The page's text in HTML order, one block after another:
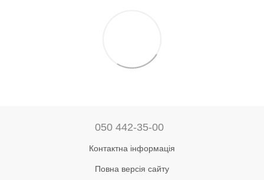
050 442-35-00
Контактна інформація
Повна версія сайту